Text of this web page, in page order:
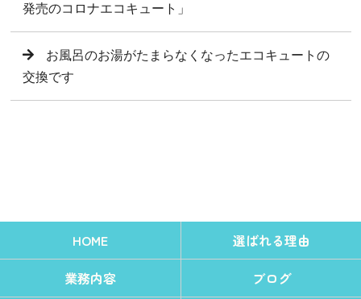
発売のコロナエコキュート」
お風呂のお湯がたまらなくなったエコキュートの
交換です
HOME
選ばれる理由
業務内容
ブログ